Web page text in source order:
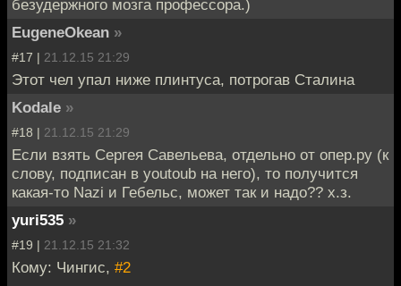
безудержного мозга профессора.)
EugeneOkean »
#17 | 21.12.15 21:29
Этот чел упал ниже плинтуса, потрогав Сталина
Kodale »
#18 | 21.12.15 21:29
Если взять Сергея Савельева, отдельно от опер.ру (к
слову, подписан в youtoub на него), то получится
какая-то Nazi и Гебельс, может так и надо?? х.з.
yuri535 »
#19 | 21.12.15 21:32
Кому: Чингиc, #2